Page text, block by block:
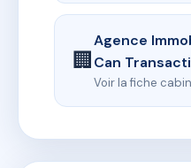
🏢
Agence
Can
Voir la fiche